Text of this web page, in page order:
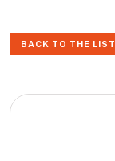
BACK TO THE LIST